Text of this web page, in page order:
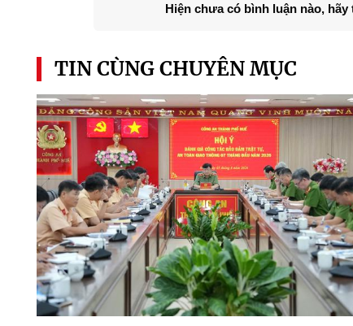
Hiện chưa có bình luận nào,
TIN CÙNG CHUYÊN MỤC